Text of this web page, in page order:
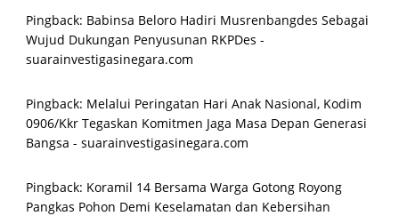
Pingback: Babinsa Beloro Hadiri Musrenbangdes Sebagai
Wujud Dukungan Penyusunan RKPDes -
suarainvestigasinegara.com
Pingback: Melalui Peringatan Hari Anak Nasional, Kodim
0906/Kkr Tegaskan Komitmen Jaga Masa Depan Generasi
Bangsa - suarainvestigasinegara.com
Pingback: Koramil 14 Bersama Warga Gotong Royong
Pangkas Pohon Demi Keselamatan dan Kebersihan